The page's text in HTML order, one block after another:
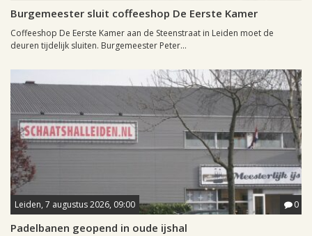
Burgemeester sluit coffeeshop De Eerste Kamer
Coffeeshop De Eerste Kamer aan de Steenstraat in Leiden moet de
deuren tijdelijk sluiten. Burgemeester Peter...
Leiden, 7 augustus 2026, 09:00 0
Padelbanen geopend in oude ijshal